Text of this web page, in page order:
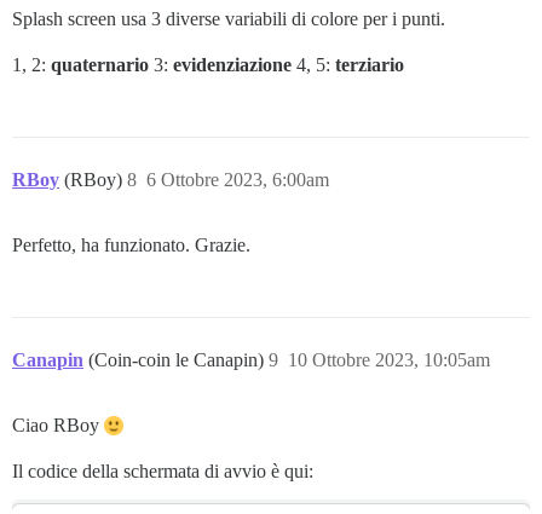
Splash screen usa 3 diverse variabili di colore per i punti.
1, 2: quaternario 3: evidenziazione 4, 5: terziario
RBoy (RBoy) 6 Ottobre 2023, 6:00am
8
Perfetto, ha funzionato. Grazie.
Canapin (Coin-coin le Canapin) 10 Ottobre 2023, 10:05am
9
Ciao RBoy
Il codice della schermata di avvio è qui: